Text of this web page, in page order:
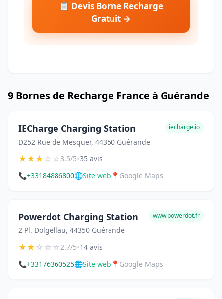
📋 Devis Borne Recharge
Gratuit →
9 Bornes de Recharge France à Guérande
IECharge Charging Station
D252 Rue de Mesquer, 44350 Guérande
iecharge.io
★★★☆☆3.5/5•35 avis
📞+33184886800🌐Site web 📍 Google Maps
Powerdot Charging Station
2 Pl. Dolgellau, 44350 Guérande
www.powerdot.fr
★★☆☆☆2.7/5•14 avis
📞+33176360525🌐Site web 📍 Google Maps